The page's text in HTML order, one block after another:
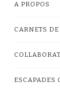
A PROPOS
CARNETS DE
ESCAPADES